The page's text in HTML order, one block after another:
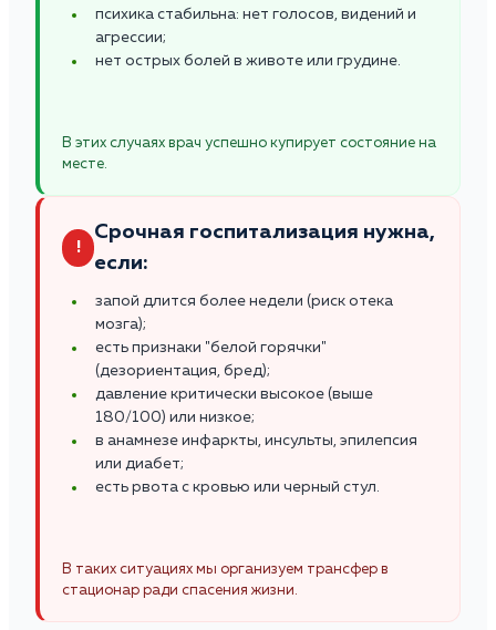
психика стабильна: нет голосов, видений и
агрессии;
нет острых болей в животе или грудине.
В этих случаях врач успешно купирует состояние на
месте.
!
Срочная госпитализация нужна,
если:
запой длится более недели (риск отека
мозга);
есть признаки "белой горячки"
(дезориентация, бред);
давление критически высокое (выше
180/100) или низкое;
в анамнезе инфаркты, инсульты, эпилепсия
или диабет;
есть рвота с кровью или черный стул.
В таких ситуациях мы организуем трансфер в
стационар ради спасения жизни.